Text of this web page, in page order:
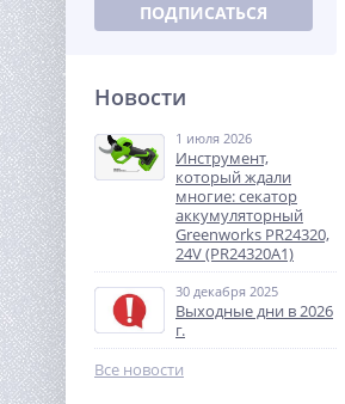
Циркуляционный насос
2 990руб.
%
ПОДПИСАТЬСЯ
Новости
1 июля 2026
Инструмент,
который ждали
многие: секатор
аккумуляторный
Greenworks PR24320,
24V (PR24320A1)
30 декабря 2025
Выходные дни в 2026
г.
Все новости